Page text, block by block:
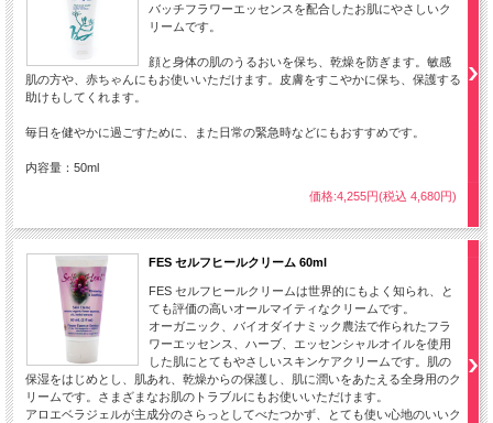
バッチフラワーエッセンスを配合したお肌にやさしいク
リームです。
顔と身体の肌のうるおいを保ち、乾燥を防ぎます。敏感
肌の方や、赤ちゃんにもお使いいただけます。皮膚をすこやかに保ち、保護する
助けもしてくれます。
毎日を健やかに過ごすために、また日常の緊急時などにもおすすめです。
内容量：50ml
価格:4,255円(税込 4,680円)
FES セルフヒールクリーム 60ml
FES セルフヒールクリームは世界的にもよく知られ、と
ても評価の高いオールマイティなクリームです。
オーガニック、バイオダイナミック農法で作られたフラ
ワーエッセンス、ハーブ、エッセンシャルオイルを使用
した肌にとてもやさしいスキンケアクリームです。肌の
保湿をはじめとし、肌あれ、乾燥からの保護し、肌に潤いをあたえる全身用のク
リームです。さまざまなお肌のトラブルにもお使いいただけます。
アロエベラジェルが主成分のさらっとしてべたつかず、とても使い心地のいいク